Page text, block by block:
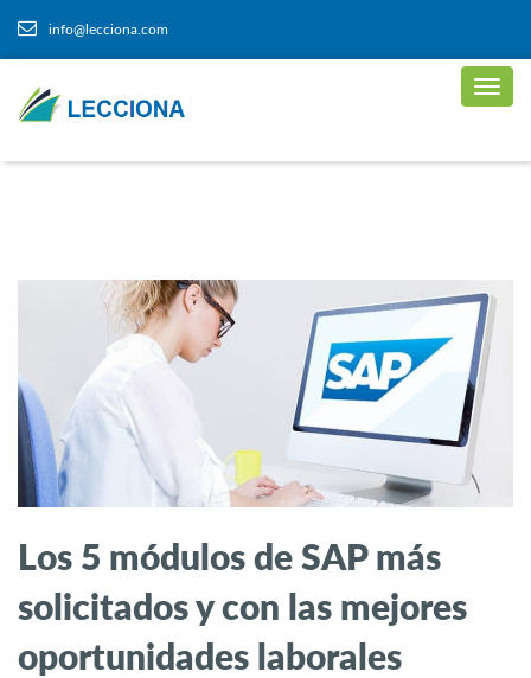
info@lecciona.com
Los 5 módulos de SAP más
solicitados y con las mejores
oportunidades laborales